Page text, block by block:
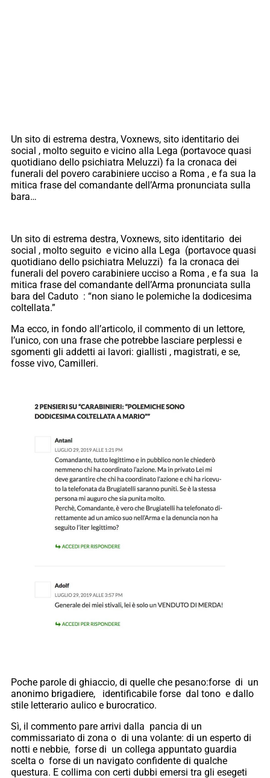
Un sito di estrema destra, Voxnews, sito identitario dei
social , molto seguito e vicino alla Lega (portavoce quasi
quotidiano dello psichiatra Meluzzi) fa la cronaca dei
funerali del povero carabiniere ucciso a Roma , e fa sua la
mitica frase del comandante dell’Arma pronunciata sulla
bara…
Un sito di estrema destra, Voxnews, sito identitario dei
social , molto seguito e vicino alla Lega (portavoce quasi
quotidiano dello psichiatra Meluzzi) fa la cronaca dei
funerali del povero carabiniere ucciso a Roma , e fa sua la
mitica frase del comandante dell’Arma pronunciata sulla
bara del Caduto : “non siano le polemiche la dodicesima
coltellata.”
Ma ecco, in fondo all’articolo, il commento di un lettore,
l’unico, con una frase che potrebbe lasciare perplessi e
sgomenti gli addetti ai lavori: giallisti , magistrati, e se,
fosse vivo, Camilleri.
Poche parole di ghiaccio, di quelle che pesano:forse di un
anonimo brigadiere, identificabile forse dal tono e dallo
stile letterario aulico e burocratico.
Sì, il commento pare arrivi dalla pancia di un
commissariato di zona o di una volante: di un esperto di
notti e nebbie, forse di un collega appuntato guardia
scelta o forse di un navigato confidente di qualche
questura. E collima con certi dubbi emersi tra gli esegeti